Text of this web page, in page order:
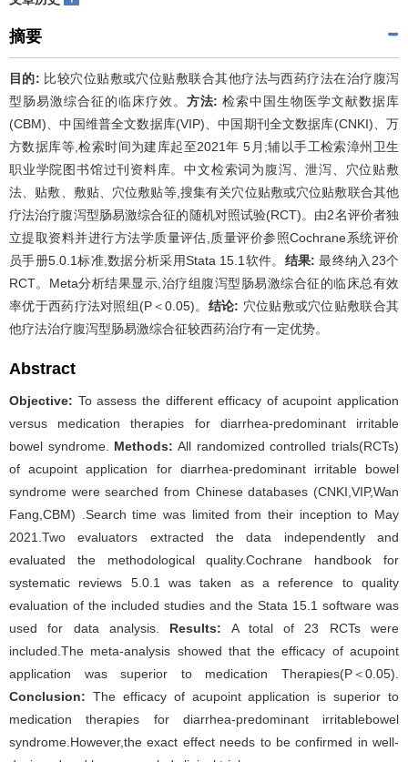
摘要
目的: 比较穴位贴敷或穴位贴敷联合其他疗法与西药疗法在治疗腹泻
型肠易激综合征的临床疗效。 方法: 检索中国生物医学文献数据库
(CBM)、中国维普全文数据库(VIP)、中国期刊全文数据库(CNKI)、万
方数据库等,检索时间为建库起至2021年 5月;辅以手工检索漳州卫生
职业学院图书馆过刊资料库。中文检索词为腹泻、泄泻、穴位贴敷
法、贴敷、敷贴、穴位敷贴等,搜集有关穴位贴敷或穴位贴敷联合其他
疗法治疗腹泻型肠易激综合征的随机对照试验(RCT)。由2名评价者独
立提取资料并进行方法学质量评估,质量评价参照Cochrane系统评价
员手册5.0.1标准,数据分析采用Stata 15.1软件。 结果: 最终纳入23个
RCT。Meta分析结果显示,治疗组腹泻型肠易激综合征的临床总有效
率优于西药疗法对照组(P＜0.05)。 结论: 穴位贴敷或穴位贴敷联合其
他疗法治疗腹泻型肠易激综合征较西药治疗有一定优势。
Abstract
Objective: To assess the different efficacy of acupoint application
versus medication therapies for diarrhea-predominant irritable
bowel syndrome. Methods: All randomized controlled trials(RCTs)
of acupoint application for diarrhea-predominant irritable bowel
syndrome were searched from Chinese databases (CNKI,VIP,Wan
Fang,CBM) .Search time was limited from their inception to May
2021.Two evaluators extracted the data independently and
evaluated the methodological quality.Cochrane handbook for
systematic reviews 5.0.1 was taken as a reference to quality
evaluation of the included studies and the Stata 15.1 software was
used for data analysis. Results: A total of 23 RCTs were
included.The meta-analysis showed that the efficacy of acupoint
application was superior to medication Therapies(P＜0.05).
Conclusion: The efficacy of acupoint application is superior to
medication therapies for diarrhea-predominant irritablebowel
syndrome.However,the exact effect needs to be confirmed in well-